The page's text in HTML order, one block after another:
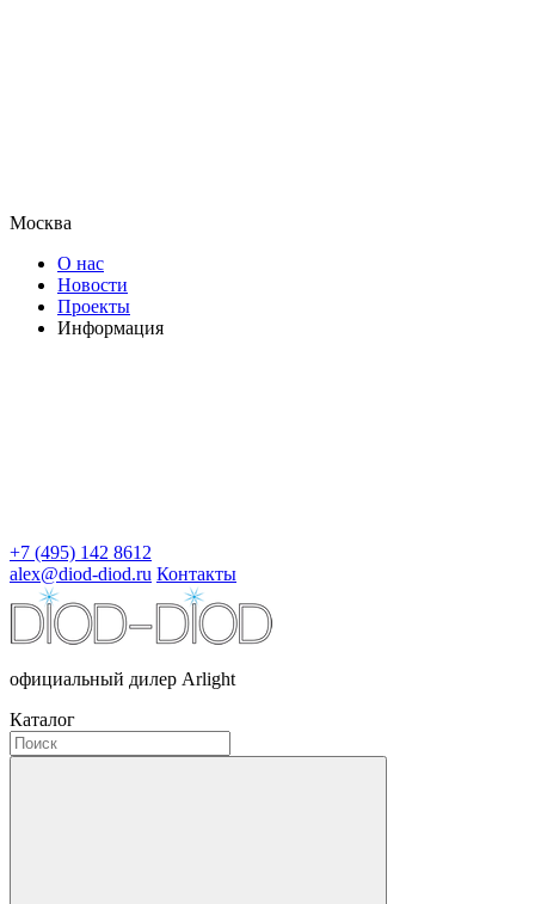
Москва
О нас
Новости
Проекты
Информация
+7 (495) 142 8612
alex@diod-diod.ru Контакты
официальный дилер Arlight
Каталог